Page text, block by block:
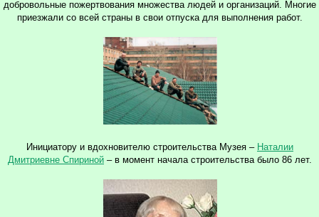
добровольные пожертвования множества людей и организаций. Многие
приезжали со всей страны в свои отпуска для выполнения работ.
Инициатору и вдохновителю строительства Музея – Наталии
Дмитриевне Спириной – в момент начала строительства было 86 лет.